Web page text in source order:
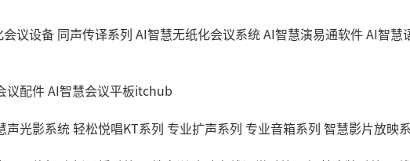
会议设备 同声传译系列 AI智慧无纸化会议系统AI智慧演易通软件AI智慧
议配件AI智慧会议平板itchub
声光影系统轻松悦唱KT系列 专业扩声系列 专业音箱系列 智慧影片放映